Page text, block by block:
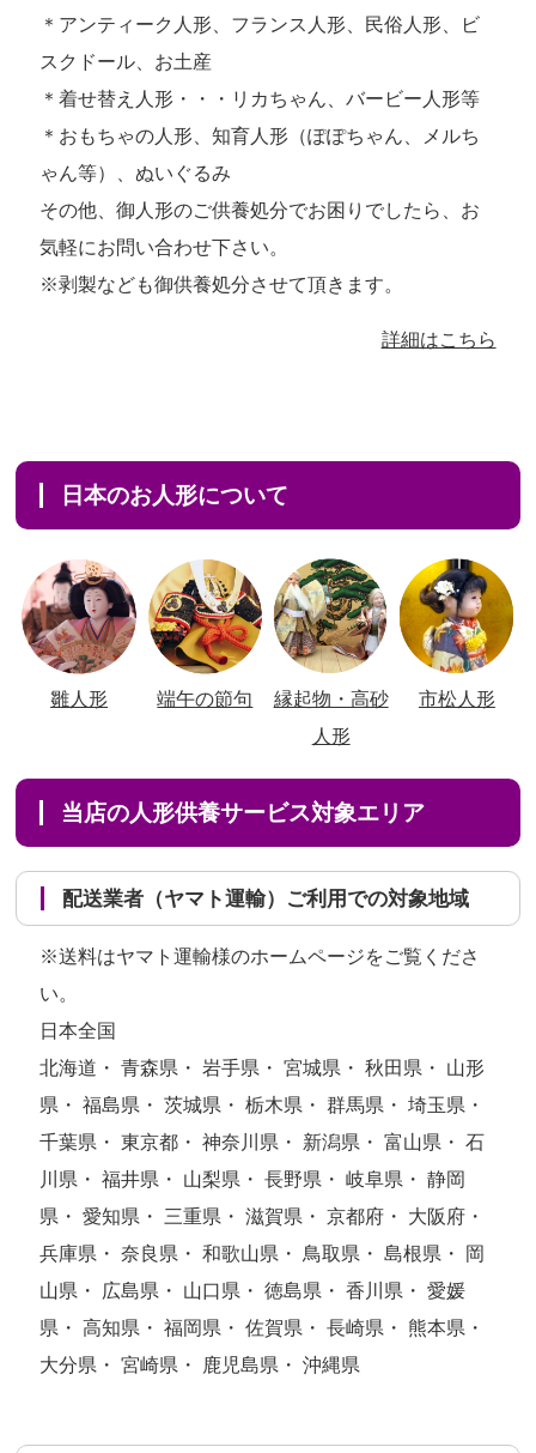
＊アンティーク人形、フランス人形、民俗人形、ビ
スクドール、お土産
＊着せ替え人形・・・リカちゃん、バービー人形等
＊おもちゃの人形、知育人形（ぽぽちゃん、メルち
ゃん等）、ぬいぐるみ
その他、御人形のご供養処分でお困りでしたら、お
気軽にお問い合わせ下さい。
※剥製なども御供養処分させて頂きます。
詳細はこちら
日本のお人形について
雛人形 端午の節句
縁起物・高砂
人形
市松人形
当店の人形供養サービス対象エリア
配送業者（ヤマト運輸）ご利用での対象地域
※送料はヤマト運輸様のホームページをご覧くださ
い。
日本全国
北海道・ 青森県・ 岩手県・ 宮城県・ 秋田県・ 山形
県・ 福島県・ 茨城県・ 栃木県・ 群馬県・ 埼玉県・
千葉県・ 東京都・ 神奈川県・ 新潟県・ 富山県・ 石
川県・ 福井県・ 山梨県・ 長野県・ 岐阜県・ 静岡
県・ 愛知県・ 三重県・ 滋賀県・ 京都府・ 大阪府・
兵庫県・ 奈良県・ 和歌山県・ 鳥取県・ 島根県・ 岡
山県・ 広島県・ 山口県・ 徳島県・ 香川県・ 愛媛
県・ 高知県・ 福岡県・ 佐賀県・ 長崎県・ 熊本県・
大分県・ 宮崎県・ 鹿児島県・ 沖縄県